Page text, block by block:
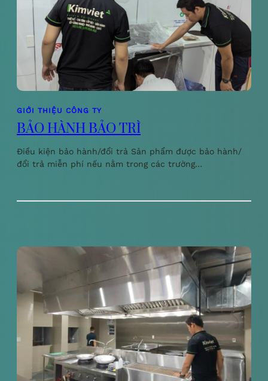
GIỚI THIỆU CÔNG TY
BẢO HÀNH BẢO TRÌ
Điều kiện bảo hành/đổi trả Sản phẩm được bảo hành/
đổi trả miễn phí nếu nằm trong các trường…